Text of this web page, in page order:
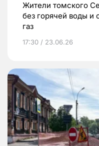
Жители томского
без горячей воды и
газ
17:30 / 23.06.26